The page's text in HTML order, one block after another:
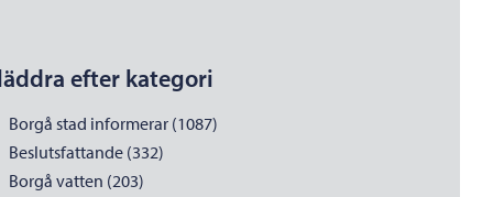
efter kategori
Borgå stad informerar (1087)
Beslutsfattande (332)
Borgå vatten (203)